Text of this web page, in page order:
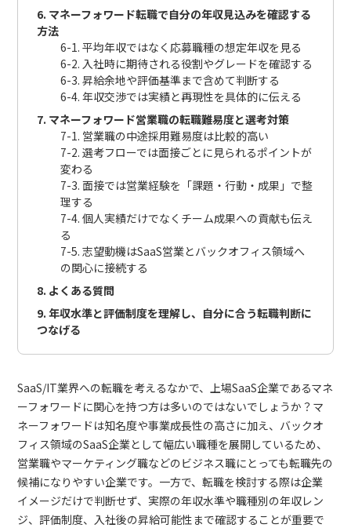
6. マネーフォワード転職で自分の年収見込みを確認する
方法
6-1. 平均年収ではなく応募職種の想定年収を見る
6-2. 入社時に期待される役割やグレードを確認する
6-3. 昇給余地や評価基準まで含めて判断する
6-4. 年収交渉では実績と再現性を具体的に伝える
7. マネーフォワード営業職の転職難易度と選考対策
7-1. 営業職の中途採用難易度は比較的高い
7-2. 選考フローでは面接ごとに見られるポイントが
変わる
7-3. 面接では営業経験を「課題・行動・成果」で整
理する
7-4. 個人実績だけでなくチーム成果への貢献も伝え
る
7-5. 志望動機はSaaS営業とバックオフィス領域へ
の関心に接続する
8. よくある質問
9. 年収水準と評価制度を理解し、自分に合う転職判断に
つなげる
SaaS/IT業界への転職を考えるなかで、上場SaaS企業であるマネ
ーフォワードに関心を持つ方は多いのではないでしょうか？マ
ネーフォワードは知名度や事業成長性の高さに加え、バックオ
フィス領域のSaaS企業として幅広い職種を展開しているため、
営業職やマーケティング職などのビジネス職にとっても転職先の
候補になりやすい企業です。一方で、転職を検討する際は企業
イメージだけで判断せず、実際の年収水準や職種別の年収レン
ジ、評価制度、入社後の昇給可能性まで確認することが重要で